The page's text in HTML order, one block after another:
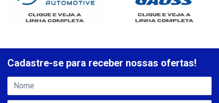
Cadastre-se para receber nossas ofertas!